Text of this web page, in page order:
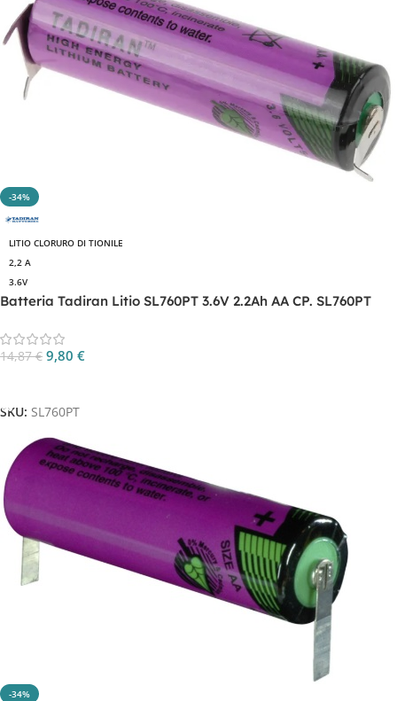
-34%
LITIO CLORURO DI TIONILE
2,2 A
3.6V
Batteria Tadiran Litio SL760PT 3.6V 2.2Ah AA CP. SL760PT
14,87€ 9,80 €
SKU: SL760PT
-34%